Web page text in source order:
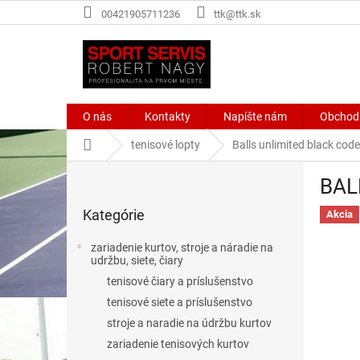
na
00421905711236 ttk@ttk.sk
O nás Kontakty Napíšte nám
Domovtenisové lopty Balls unlimited black
B
n
n
kategórie
Kategórie
zariadenie kurtov, stroje a náradie na
udržbu, siete, čiary
tenisové čiary a príslušenstvo
tenisové siete a príslušenstvo
stroje a naradie na údržbu kurtov
zariadenie tenisových kurtov
Akcia